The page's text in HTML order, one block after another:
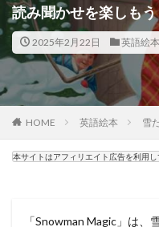
読み聞かせを楽しも
2025年2月22日 英語絵本
HOME 英語絵本 雪
本サイトはアフィリエイト広告を利用し
「Snowman Magic」は